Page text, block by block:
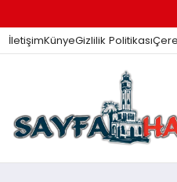
İletişimKünyeGizlilik Politikası